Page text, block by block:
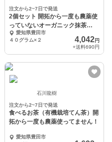
注文から2~7日で発送
2個セット 開拓から一度も農薬使
っていないオーガニック抹茶
【並】スイーツ料理向け
愛知県豊田市
４０グラム×２
4,042円
+送料690円
石川龍樹
注文から2~7日で発送
食べるお茶（有機栽培てん茶）開
拓から一度も農薬使ってません！
愛知県豊田市